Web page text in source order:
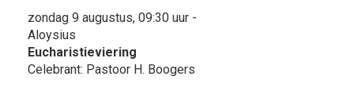
zondag 9 augustus, 09:30 uur -
Aloysius
Eucharistieviering
Celebrant: Pastoor H. Boogers